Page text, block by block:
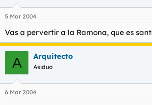
5 Mar 2004
Vas a pervertir a la Ramona, que es
A Arquitecto
Asiduo
6 Mar 2004